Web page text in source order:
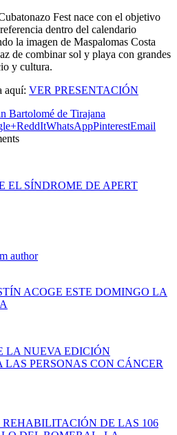
Fest nace con el objetivo
dentro del calendario
la imagen de Maspalomas Costa
de combinar sol y playa con grandes
y cultura.
aquí: VER PRESENTACIÓN
Bartolomé de Tirajana
ReddItWhatsAppPinterestEmail
EL SÍNDROME DE APERT
author
ACOGE ESTE DOMINGO LA
LA NUEVA EDICIÓN
PERSONAS CON CÁNCER
DE LAS 106